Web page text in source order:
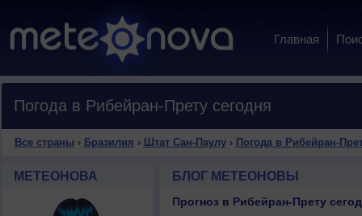
Главная
Погода в Рибейран-Прету сегодня
Все страны › Бразилия › Штат Сан-Паулу› Погода в Рибейран-
МЕТЕОНОВА БЛОГ МЕТЕОНОВЫ
Прогноз в Рибейран-Прету